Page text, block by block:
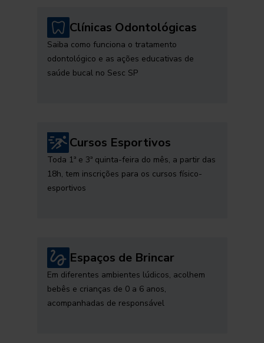
Clínicas Odontológicas
Saiba como funciona o tratamento
odontológico e as ações educativas de
saúde bucal no Sesc SP
Cursos Esportivos
Toda 1ª e 3ª quinta-feira do mês, a partir das
18h, tem inscrições para os cursos físico-
esportivos
Espaços de Brincar
Em diferentes ambientes lúdicos, acolhem
bebês e crianças de 0 a 6 anos,
acompanhadas de responsável